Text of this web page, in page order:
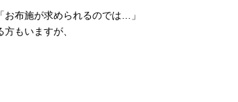
布施が求められるのでは…」
もいますが、